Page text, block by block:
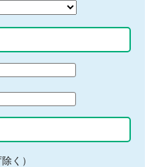
く）